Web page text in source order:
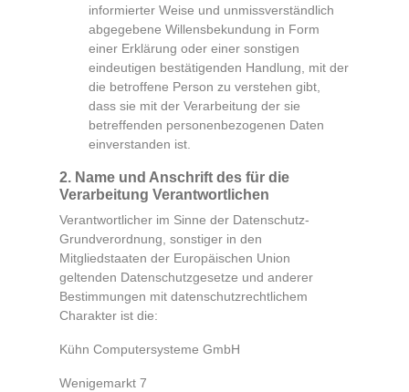
informierter Weise und unmissverständlich
abgegebene Willensbekundung in Form
einer Erklärung oder einer sonstigen
eindeutigen bestätigenden Handlung, mit der
die betroffene Person zu verstehen gibt,
dass sie mit der Verarbeitung der sie
betreffenden personenbezogenen Daten
einverstanden ist.
2. Name und Anschrift des für die
Verarbeitung Verantwortlichen
Verantwortlicher im Sinne der Datenschutz-
Grundverordnung, sonstiger in den
Mitgliedstaaten der Europäischen Union
geltenden Datenschutzgesetze und anderer
Bestimmungen mit datenschutzrechtlichem
Charakter ist die:
Kühn Computersysteme GmbH
Wenigemarkt 7